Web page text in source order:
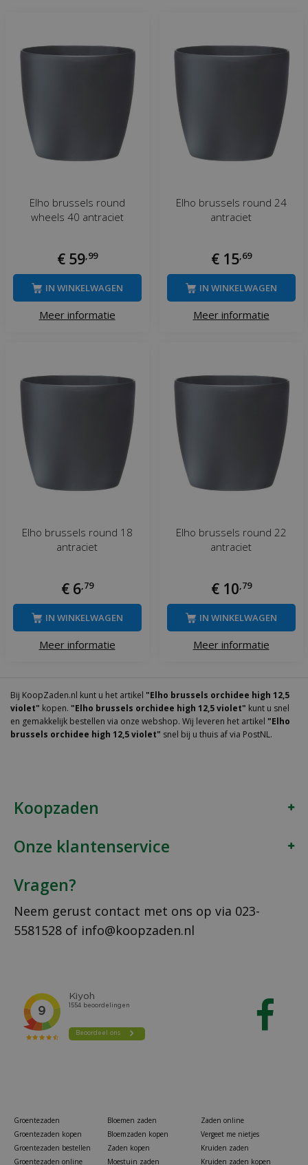
Elho brussels round
wheels 40 antraciet
€ 59,99
Meer informatie
IN WINKELWAGEN
Elho brussels round 24
antraciet
€ 15,69
Meer informatie
IN WINKELWAGEN
Elho brussels round 18
antraciet
€ 6,79
Meer informatie
IN WINKELWAGEN
Elho brussels round 22
antraciet
€ 10,79
Meer informatie
IN WINKELWAGEN
Bij KoopZaden.nl kunt u het artikel "Elho brussels orchidee high 12,5
violet" kopen. "Elho brussels orchidee high 12,5 violet" kunt u snel
en gemakkelijk bestellen via onze webshop. Wij leveren het artikel "Elho
brussels orchidee high 12,5 violet" snel bij u thuis af via PostNL.
Koopzaden
Onze klantenservice
Vragen?
Neem gerust contact met ons op via 023-
5581528 of info@koopzaden.nl
Groentezaden
Groentezaden kopen
Groentezaden bestellen
Groentezaden online
Bloemen zaden
Bloemzaden kopen
Zaden kopen
Moestuin zaden
Zaden online
Vergeet me nietjes
Kruiden zaden
Kruiden zaden kopen